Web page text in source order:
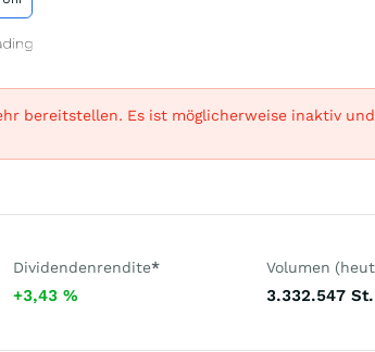
bereitstellen. Es ist möglicherweise inaktiv
Dividendenrendite*
+3,43 %
Volumen
3.332.547St.